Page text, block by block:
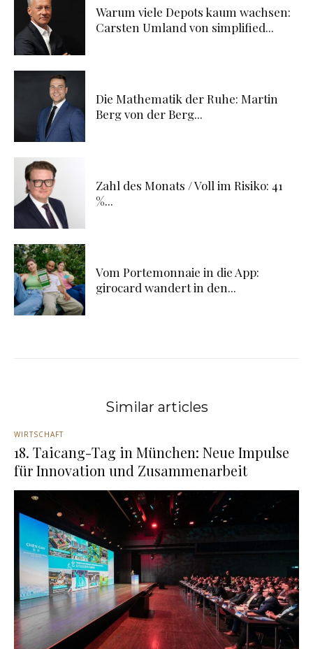
Warum viele Depots kaum wachsen:
Carsten Umland von simplified...
Die Mathematik der Ruhe: Martin
Berg von der Berg...
Zahl des Monats / Voll im Risiko: 41
%...
Vom Portemonnaie in die App:
girocard wandert in den...
Similar articles
WIRTSCHAFT
18. Taicang-Tag in München: Neue Impulse
für Innovation und Zusammenarbeit